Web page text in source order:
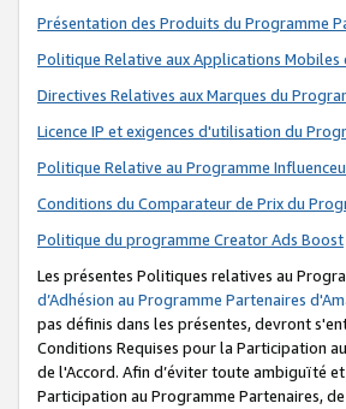
Présentation des Produits du Programme
Politique Relative aux Applications Mobiles
Directives Relatives aux Marques du
Licence IP et exigences d'utilisation du
Politique Relative au Programme
Conditions du Comparateur de Prix du
Politique du programme Creator Ads Boost
Les présentes Politiques relatives au
d’Adhésion au Programme Partenaires
pas définis dans les présentes, devront
Conditions Requises pour la Participation
de l'Accord. Afin d’éviter toute ambiguïté
Participation au Programme Partenaires,